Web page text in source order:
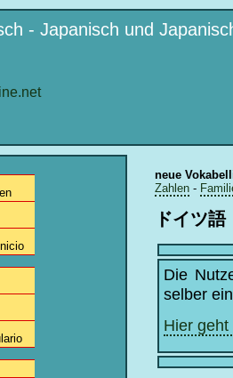
- Japanisch und
neue
Zahlen -
ドイツ
Die
selber
Hier